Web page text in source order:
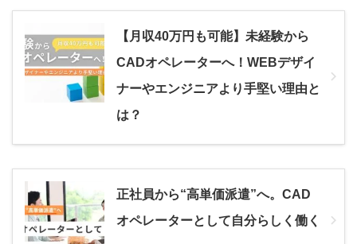
【月収40万円も可能】未経験から
CADオペレーターへ！WEBデザイ
ナーやエンジニアより手堅い理由と
は？
正社員から“高単価派遣”へ。CAD
オペレーターとして自分らしく働く